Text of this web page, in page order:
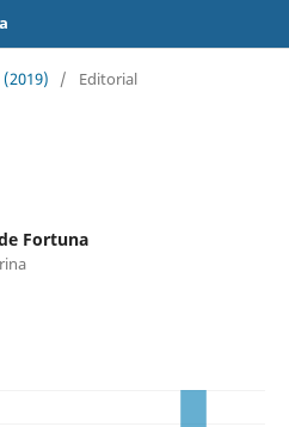
(2019) / Editorial
Fortuna